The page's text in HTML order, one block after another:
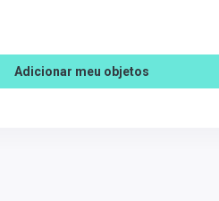
Adicionar meu objetos